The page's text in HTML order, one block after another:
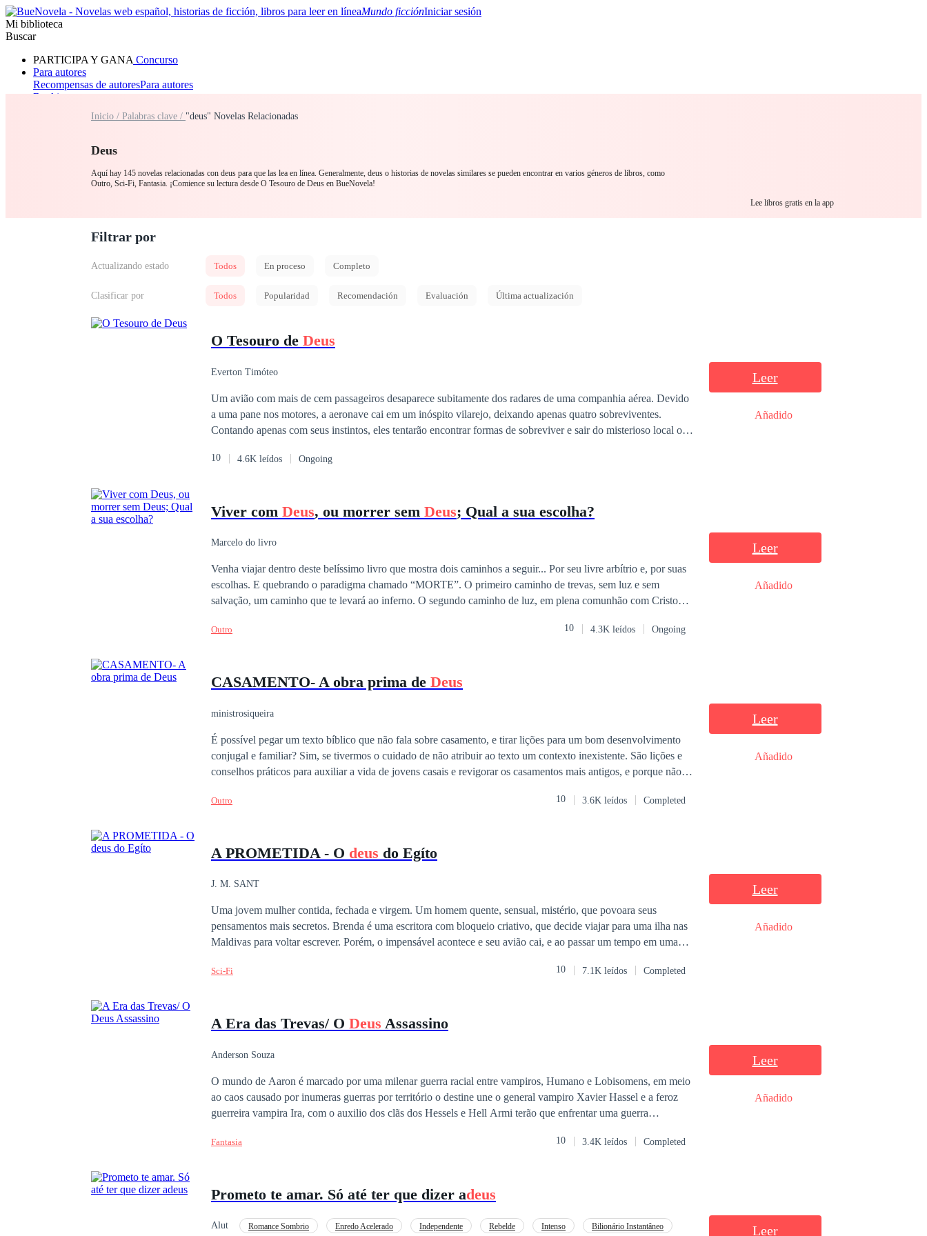
Mundo ficciónIniciar sesión
Mi biblioteca
Buscar
PARTICIPA Y GANA Concurso
Para autores
Recompensas de autoresPara autores
Ranking
RomanceHombre lobo
Inicio / Palabras clave / "deus" Novelas Relacionadas
Deus
Aquí hay 145 novelas relacionadas con deus para que las lea en línea. Generalmente, deus o historias de novelas similares se pueden encontrar en varios géneros de libros, como
Outro, Sci-Fi, Fantasia. ¡Comience su lectura desde O Tesouro de Deus en BueNovela!
Lee libros gratis en la app
Filtrar por
Actualizando estado Todos En proceso Completo
Clasificar por Todos Popularidad Recomendación Evaluación Última actualización
O Tesouro de Deus
Everton Timóteo
Um avião com mais de cem passageiros desaparece subitamente dos radares de uma companhia aérea. Devido
a uma pane nos motores, a aeronave cai em um inóspito vilarejo, deixando apenas quatro sobreviventes.
Contando apenas com seus instintos, eles tentarão encontrar formas de sobreviver e sair do misterioso local o
que girava em volta de um misterioso tesouro, que colocaria à prova a sua fé e seu caráter.
10 4.6K leídos Ongoing
Leer
Añadido
Viver com Deus, ou morrer sem Deus; Qual a sua escolha?
Marcelo do livro
Venha viajar dentro deste belíssimo livro que mostra dois caminhos a seguir... Por seu livre arbítrio e, por suas
escolhas. E quebrando o paradigma chamado “MORTE”. O primeiro caminho de trevas, sem luz e sem
salvação, um caminho que te levará ao inferno. O segundo caminho de luz, em plena comunhão com Cristo
que você deseja. Afinal... Qual a sua escolha?
Outro 10 4.3K leídos Ongoing
Leer
Añadido
CASAMENTO- A obra prima de Deus
ministrosiqueira
É possível pegar um texto bíblico que não fala sobre casamento, e tirar lições para um bom desenvolvimento
conjugal e familiar? Sim, se tivermos o cuidado de não atribuir ao texto um contexto inexistente. São lições e
conselhos práticos para auxiliar a vida de jovens casais e revigorar os casamentos mais antigos, e porque não
na possibilidade de um casamento. Preparar os jovens casais para os eventuais problemas e situações adversas
sua mulher, Ló e sua mulher, entre tantos outros personagens e situações bíblicas.
Outro 10 3.6K leídos Completed
Leer
Añadido
A PROMETIDA - O deus do Egíto
J. M. SANT
Uma jovem mulher contida, fechada e virgem. Um homem quente, sensual, mistério, que povoara seus
pensamentos mais secretos. Brenda é uma escritora com bloqueio criativo, que decide viajar para uma ilha nas
Maldivas para voltar escrever. Porém, o impensável acontece e seu avião cai, e ao passar um tempo em uma
um ser, um homem misterioso, proibido e com revelações sombrias. Anubis é um juiz quente que mudará a
desejos obscuros, dramas familiares e momentos tórridos de prazer, um futuro os aguarda.
Sci-Fi 10 7.1K leídos Completed
Leer
Añadido
A Era das Trevas/ O Deus Assassino
Anderson Souza
O mundo de Aaron é marcado por uma milenar guerra racial entre vampiros, Humano e Lobisomens, em meio
ao caos causado por inumeras guerras por território o destine une o general vampiro Xavier Hassel e a feroz
guerreira vampira Ira, com o auxilio dos clãs dos Hessels e Hell Armi terão que enfrentar uma guerra
Fantasia 10 3.4K leídos Completed
Leer
Añadido
Prometo te amar. Só até ter que dizer adeus
Alut Romance Sombrio Enredo Acelerado Independente Rebelde Intenso
Bilionário Instantâneo
Leer